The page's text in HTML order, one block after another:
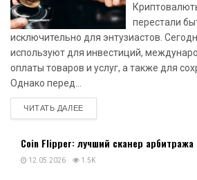
перестали
исключительно для энтузиастов.
используют для инвестиций,
оплаты товаров и услуг, а также для
Однако перед...
ЧИТАТЬ ДАЛЕЕDETAILS
Coin Flipper: лучший сканер
12.05.2026 1.5K